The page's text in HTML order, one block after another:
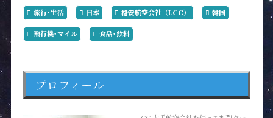
旅行･生活 日本 格安航空会社（LCC） 韓国
飛行機･マイル 食品･飲料
プロフィール